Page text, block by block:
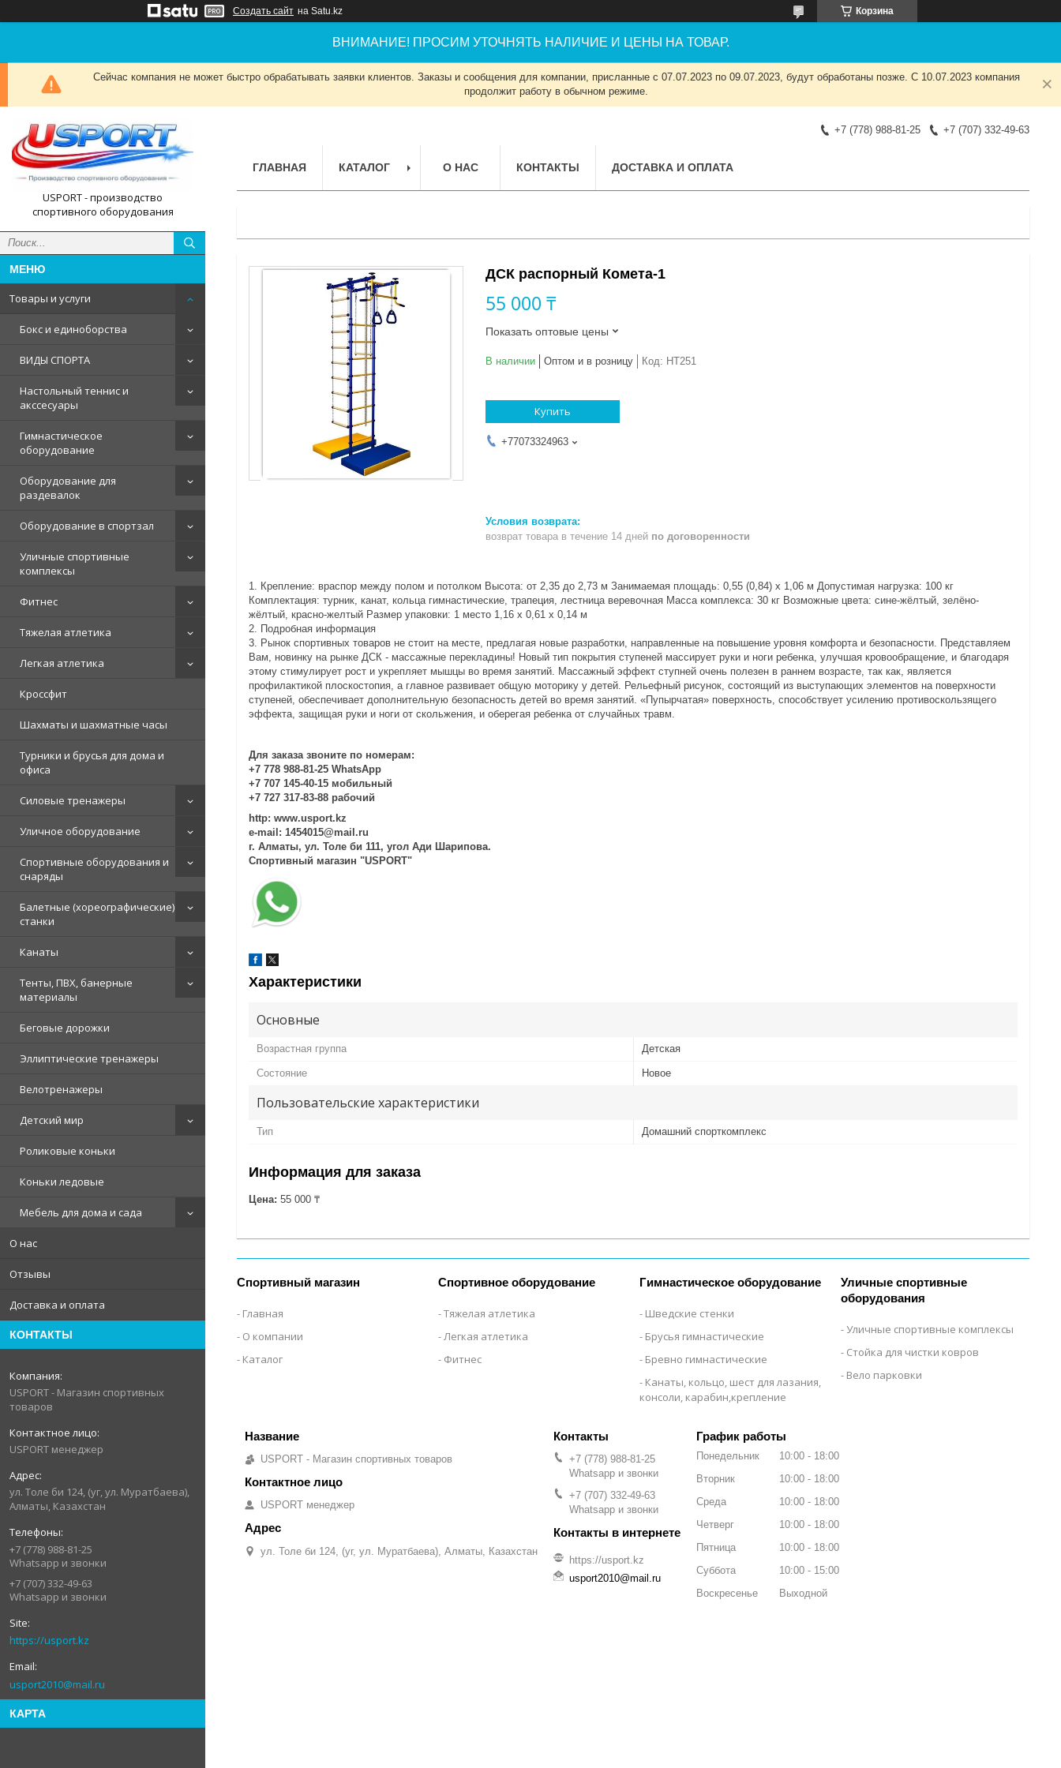
Создать сайт на Satu.kz Корзина
ВНИМАНИЕ! ПРОСИМ УТОЧНЯТЬ НАЛИЧИЕ И ЦЕНЫ НА ТОВАР.
Сейчас компания не может быстро обрабатывать заявки клиентов. Заказы и сообщения для компании, присланные с 07.07.2023 по 09.07.2023, будут обработаны позже. С 10.07.2023 компания
продолжит работу в обычном режиме.
USPORT - производство
спортивного оборудования
Товары и услуги
Бокс и единоборства
ВИДЫ СПОРТА
Настольный теннис и
акссесуары
Гимнастическое
оборудование
Оборудование для
раздевалок
Оборудование в спортзал
Уличные спортивные
комплексы
Фитнес
Тяжелая атлетика
Легкая атлетика
Кроссфит
Шахматы и шахматные часы
Турники и брусья для дома и
офиса
Силовые тренажеры
Уличное оборудование
Спортивные оборудования и
снаряды
Балетные (хореографические)
станки
Канаты
Тенты, ПВХ, банерные
материалы
Беговые дорожки
Эллиптические тренажеры
Велотренажеры
Детский мир
Роликовые коньки
Коньки ледовые
Мебель для дома и сада
О нас
Отзывы
Доставка и оплата
КОНТАКТЫ
USPORT - Магазин спортивных
товаров
USPORT менеджер
ул. Толе би 124, (уг, ул. Муратбаева),
Алматы, Казахстан
+7 (778) 988-81-25
Whatsapp и звонки
+7 (707) 332-49-63
Whatsapp и звонки
https://usport.kz
usport2010@mail.ru
КАРТА
+7 (778) 988-81-25 +7 (707) 332-49-63
ГЛАВНАЯ КАТАЛОГ О НАС КОНТАКТЫ ДОСТАВКА И ОПЛАТА
ДСК распорный Комета-1
55 000 ₸
Показать оптовые цены
В наличии Оптом и в розницу Код: HT251
Купить
+77073324963
возврат товара в течение 14 дней по договоренности
1. Крепление: враспор между полом и потолком Высота: от 2,35 до 2,73 м Занимаемая площадь: 0,55 (0,84) х 1,06 м Допустимая нагрузка: 100 кг
Комплектация: турник, канат, кольца гимнастические, трапеция, лестница веревочная Масса комплекса: 30 кг Возможные цвета: сине-жёлтый, зелёно-
жёлтый, красно-желтый Размер упаковки: 1 место 1,16 х 0,61 х 0,14 м
2. Подробная информация
3. Рынок спортивных товаров не стоит на месте, предлагая новые разработки, направленные на повышение уровня комфорта и безопасности. Представляем
Вам, новинку на рынке ДСК - массажные перекладины! Новый тип покрытия ступеней массирует руки и ноги ребенка, улучшая кровообращение, и благодаря
этому стимулирует рост и укрепляет мышцы во время занятий. Массажный эффект ступней очень полезен в раннем возрасте, так как, является
профилактикой плоскостопия, а главное развивает общую моторику у детей. Рельефный рисунок, состоящий из выступающих элементов на поверхности
ступеней, обеспечивает дополнительную безопасность детей во время занятий. «Пупырчатая» поверхность, способствует усилению противоскользящего
эффекта, защищая руки и ноги от скольжения, и оберегая ребенка от случайных травм.
Для заказа звоните по номерам:
+7 778 988-81-25 WhatsApp
+7 707 145-40-15 мобильный
+7 727 317-83-88 рабочий
http: www.usport.kz
e-mail: 1454015@mail.ru
г. Алматы, ул. Толе би 111, угол Ади Шарипова.
Спортивный магазин "USPORT"
Характеристики
Основные
Возрастная группа Детская
Состояние Новое
Пользовательские характеристики
Тип Домашний спорткомплекс
Информация для заказа
Цена: 55 000 ₸
Спортивный магазин
Главная
О компании
Каталог
Спортивное оборудование
Тяжелая атлетика
Легкая атлетика
Фитнес
Гимнастическое оборудование
Шведские стенки
Брусья гимнастические
Бревно гимнастические
Канаты, кольцо, шест для лазания,
консоли, карабин,крепление
Уличные спортивные
оборудования
Уличные спортивные комплексы
Стойка для чистки ковров
Вело парковки
USPORT - Магазин спортивных товаров
USPORT менеджер
ул. Толе би 124, (уг, ул. Муратбаева), Алматы, Казахстан
+7 (778) 988-81-25
Whatsapp и звонки
+7 (707) 332-49-63
Whatsapp и звонки
https://usport.kz
usport2010@mail.ru
График работы
Понедельник 10:00
18:00
Вторник
10:00
18:00
Среда
10:00
18:00
Четверг
10:00
18:00
Пятница
10:00
18:00
Суббота
10:00
15:00
Воскресенье
Выходной